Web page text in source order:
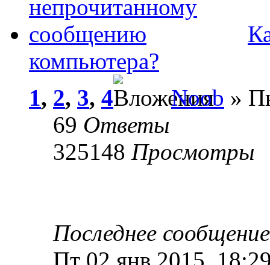
компьютера?
1, 2, 3, 4 Noob »
69 Ответы
325148 Просмотры
Последнее
Пт 02 янв 2015,